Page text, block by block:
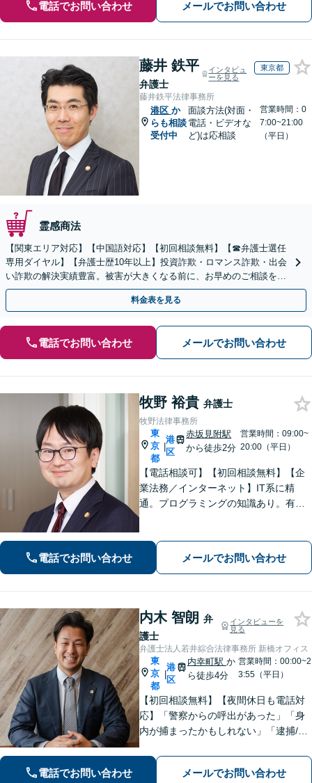
電話でお問い合わせ メールでお問い合わせ
藤井 鉄平
弁護士
インタビュ
ーを見る
東京都
藤井鉄平法律事務所
港区 か
らも相談
受付中
面談方法(対面・
電話・ビデオな
ど)は応相談
営業時間：0
7:00~21:00
（平日）
霊感商法
【関東エリア対応】【中国語対応】【初回相談無料】【☎︎弁護士選任
専用ダイヤル】【弁護士歴10年以上】投資詐欺・ロマンス詐欺・出会
い詐欺の解決実績豊富。被害が大きくなる前に、お早めのご相談を。
セカンドオピニオン・オンラインの対応も可能
料金表を見る
電話でお問い合わせ メールでお問い合わせ
牧野 裕貴 弁護士
牧野法律事務所
東
京
都
|
港
区
赤坂見附駅
から徒歩2分
営業時間：09:00~
20:00（平日）
【電話相談可】【初回相談無料】【企
業法務／インターネット】IT系に精
通。プログラミングの知識あり。有事
題などにも注力【夜間・休日面談可】
【赤坂見附駅／永田町駅2分】
電話でお問い合わせ メールでお問い合わせ
内木 智朗 弁
護士
インタビューを
見る
弁護士法人若井綜合法律事務所 新橋オフィス
東
京
都
|
港
区
内幸町駅 か
ら徒歩4分
営業時間：00:00~2
3:55（平日）
【初回相談無料】【夜間休日も電話対
応】「警察からの呼出があった」「身
内が捕まったかもしれない」「逮捕/勾
イス」刑事事件でお困りなら悩むより
も先に弁護士に相談してください！
電話でお問い合わせ メールでお問い合わせ